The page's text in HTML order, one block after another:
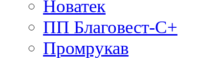
Новатек
ПП Благовест-С+
Промрукав